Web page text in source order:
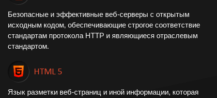
Безопасные и эффективные веб-серверы с открытым
исходным кодом, обеспечивающие строгое соответствие
стандартам протокола HTTP и являющиеся отраслевым
стандартом.
HTML 5
Язык разметки веб-страниц и иной информации, которая